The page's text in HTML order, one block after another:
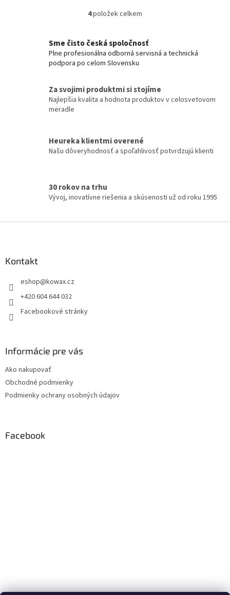
O
á
d
a
í
p
v
ý
u
4položek celkem
Sme čisto česká spoločnosť
Plne profesionálna odborná servisná a technická
podpora po celom Slovensku
Za svojimi produktmi si stojíme
Najlepšia kvalita a hodnota produktov v celosvetovom
meradle
Heureka klientmi overené
Našu dôveryhodnosť a spoľahlivosť potvrdzujú klienti
30 rokov na trhu
Vývoj, inovatívne riešenia a skúsenosti už od roku 1995
Kontakt
eshop@kowax.cz
+420 604 644 032
Facebookové stránky
Informácie pre vás
Ako nakupovať
Obchodné podmienky
Podmienky ochrany osobných údajov
Facebook